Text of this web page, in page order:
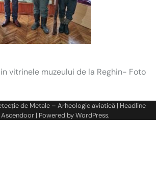
vitrinele muzeului de la Reghin- Foto
de Metale – Arheologie aviatică| Headline
Ascendoor| Powered byWordPress.